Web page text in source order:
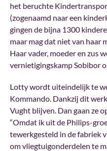
het beruchte
(zogenaamd naar een
gingen de bijna 1300
maar mag dat niet van haar
Haar vader, moeder en zus
vernietigingskamp Sobibor
Lotty wordt uiteindelijk te
Kommando. Dankzij dit
Vught blijven. Dan gaan ze
“Omdat ik uit de Philips-
tewerkgesteld in de fabriek
om vliegtuigonderdelen te